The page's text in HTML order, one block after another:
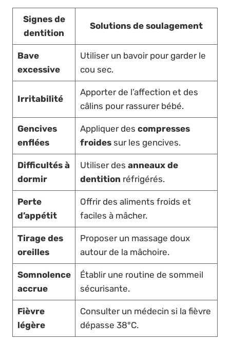
Signes de
dentition
Solutions de soulagement
Bave
excessive
Utiliser un bavoir pour garder le
cou sec.
Irritabilité
Apporter de l’affection et des
câlins pour rassurer bébé.
Gencives
enflées
Appliquer des compresses
froidessur les gencives.
Difficultés à
dormir
Utiliser des anneaux de
dentition réfrigérés.
Perte
d’appétit
Offrir des aliments froids et
faciles à mâcher.
Tirage des
oreilles
Proposer un massage doux
autour de la mâchoire.
Somnolence
accrue
Établir une routine de sommeil
sécurisante.
Fièvre
légère
Consulter un médecin si la fièvre
dépasse 38°C.